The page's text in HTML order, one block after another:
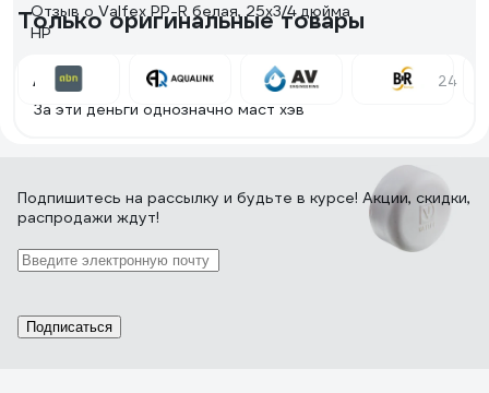
Отзыв о Valfex PP-R белая, 25х3/4 дюйма
НР
Антон К. 07.12.2024
За эти деньги однозначно маст хэв
21 отзыв
Только оригинальные товары
Подпишитесь на рассылку и будьте в курсе! Акции, скидки,
распродажи ждут!
Подписаться